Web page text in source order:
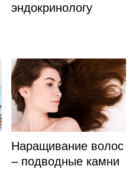
эндокринологу
Наращивание волос
– подводные камни